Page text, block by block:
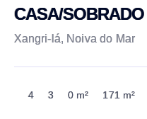
CASA/SOBRADO
Xangri-lá, Noiva do Mar
4 3 0 m² 171 m²